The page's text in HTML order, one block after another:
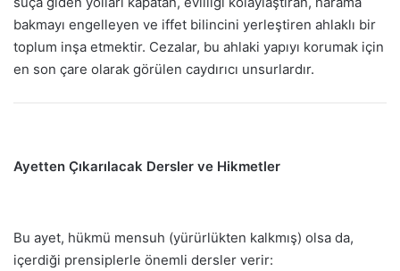
bakmayı engelleyen ve iffet bilincini yerleştiren ahlaklı bir
toplum inşa etmektir. Cezalar, bu ahlaki yapıyı korumak için
en son çare olarak görülen caydırıcı unsurlardır.
Ayetten Çıkarılacak Dersler ve Hikmetler
Bu ayet, hükmü mensuh (yürürlükten kalkmış) olsa da,
içerdiği prensiplerle önemli dersler verir: